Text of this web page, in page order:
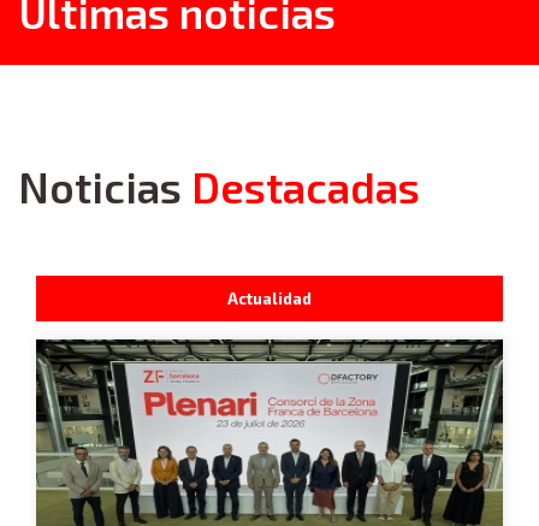
Últimas noticias
Noticias Destacadas
Actualidad